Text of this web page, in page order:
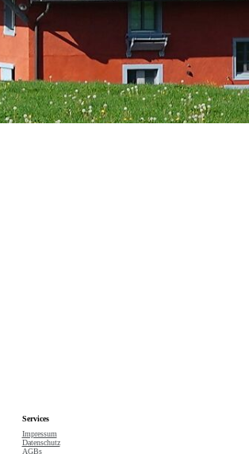
Services
Impressum
Datenschutz
AGBs